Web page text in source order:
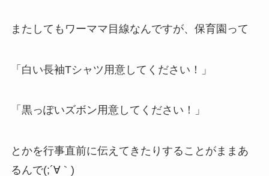
またしてもワーママ目線なんですが、保育園って
「白い長袖Tシャツ用意してください！」
「黒っぽいズボン用意してください！」
とかを行事直前に伝えてきたりすることがままあ
るんで(;´∀｀)